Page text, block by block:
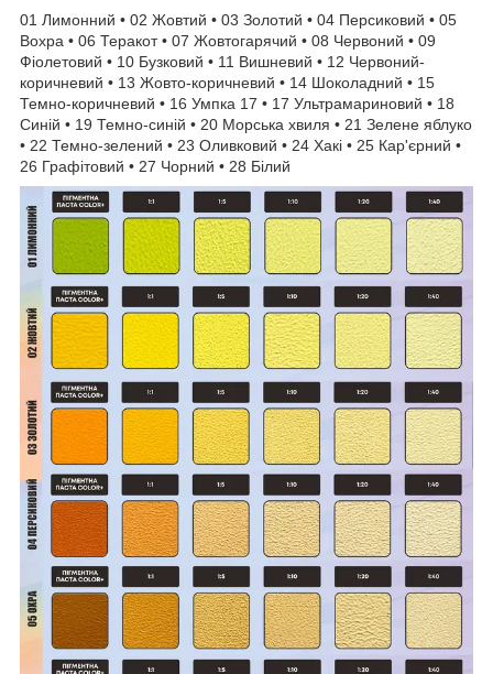
01 Лимонний • 02 Жовтий • 03 Золотий • 04 Персиковий • 05
Вохра • 06 Теракот • 07 Жовтогарячий • 08 Червоний • 09
Фіолетовий • 10 Бузковий • 11 Вишневий • 12 Червоний-
коричневий • 13 Жовто-коричневий • 14 Шоколадний • 15
Темно-коричневий • 16 Умпка 17 • 17 Ультрамариновий • 18
Синій • 19 Темно-синій • 20 Морська хвиля • 21 Зелене яблуко
• 22 Темно-зелений • 23 Оливковий • 24 Хакі • 25 Кар'єрний •
26 Графітовий • 27 Чорний • 28 Білий